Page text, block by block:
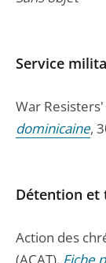
Service
War
dominicaine,
Détention
Action des